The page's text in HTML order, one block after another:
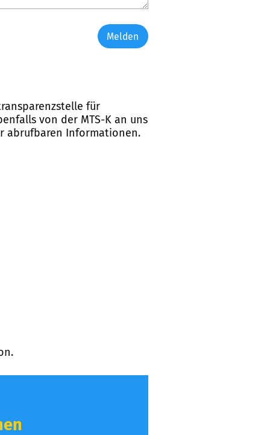
Melden
für
von der MTS-K an uns
abrufbaren Informationen.